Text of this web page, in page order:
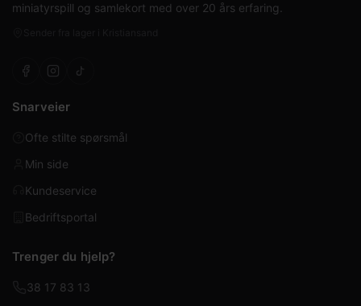
miniatyrspill og samlekort med over 20 års erfaring.
Snarveier
Ofte stilte spørsmål
Min side
Kundeservice
Bedriftsportal
Trenger du hjelp?
38 17 83 13